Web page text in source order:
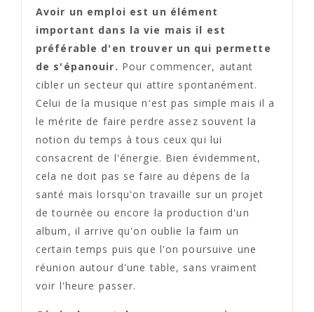
Avoir un emploi est un élément
important dans la vie mais il est
préférable d'en trouver un qui permette
de s'épanouir. Pour commencer, autant
cibler un secteur qui attire spontanément.
Celui de la musique n'est pas simple mais il a
le mérite de faire perdre assez souvent la
notion du temps à tous ceux qui lui
consacrent de l'énergie. Bien évidemment,
cela ne doit pas se faire au dépens de la
santé mais lorsqu'on travaille sur un projet
de tournée ou encore la production d'un
album, il arrive qu'on oublie la faim un
certain temps puis que l'on poursuive une
réunion autour d'une table, sans vraiment
voir l'heure passer.